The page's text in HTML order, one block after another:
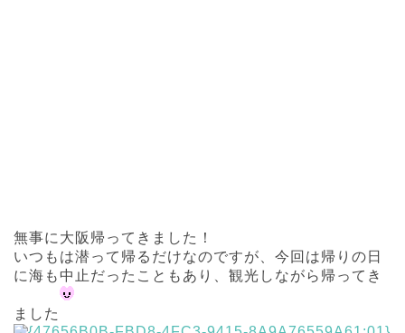
無事に大阪帰ってきました！
いつもは潜って帰るだけなのですが、今回は帰りの日
に海も中止だったこともあり、観光しながら帰ってき
ました